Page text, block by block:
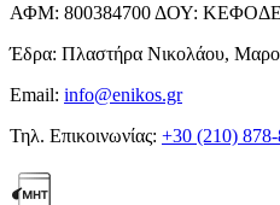
ΑΦΜ: 800384700 ΔΟΥ:
Έδρα: Πλαστήρα Νικολάου,
Email: info@enikos.gr
Τηλ. Επικοινωνίας: +30 (210)